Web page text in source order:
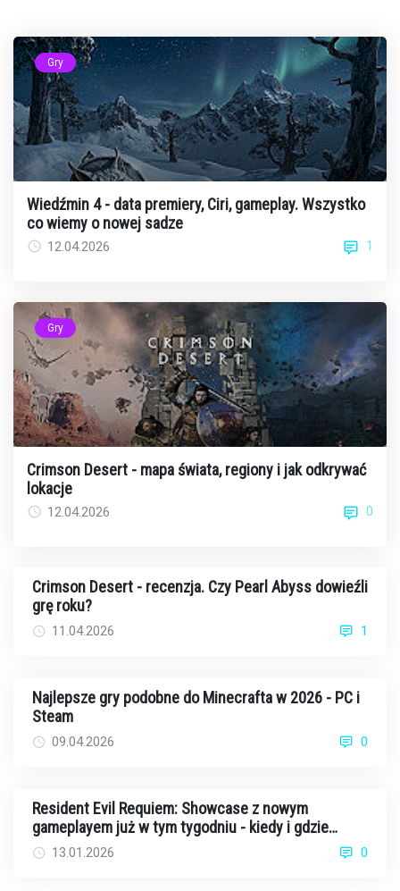
Gry
Wiedźmin 4 - data premiery, Ciri, gameplay. Wszystko
co wiemy o nowej sadze
12.04.2026 1
Gry
Crimson Desert - mapa świata, regiony i jak odkrywać
lokacje
12.04.2026 0
Crimson Desert - recenzja. Czy Pearl Abyss dowieźli
grę roku?
11.04.2026 1
Najlepsze gry podobne do Minecrafta w 2026 - PC i
Steam
09.04.2026 0
Resident Evil Requiem: Showcase z nowym
gameplayem już w tym tygodniu - kiedy i gdzie
oglądać?
13.01.2026 0